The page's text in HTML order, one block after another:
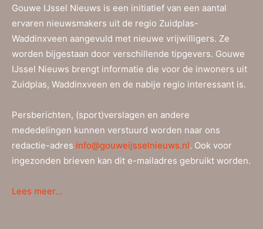
Gouwe IJssel Nieuws is een initiatief van een aantal
ervaren nieuwsmakers uit de regio Zuidplas-
Waddinxveen aangevuld met nieuwe vrijwilligers. Ze
worden bijgestaan door verschillende tipgevers. Gouwe
IJssel Nieuws brengt informatie die voor de inwoners uit
Zuidplas, Waddinxveen en de nabije regio interessant is.
Persberichten, (sport)verslagen en andere
mededelingen kunnen verstuurd worden naar ons
redactie-adres info@gouweijsselnieuws.nl. Ook voor
ingezonden brieven kan dit e-mailadres gebruikt worden.
Lees meer…